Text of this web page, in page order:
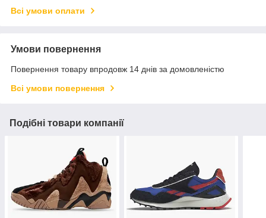
Всі умови оплати
Умови повернення
Повернення товару впродовж 14 днів за домовленістю
Всі умови повернення
Подібні товари компанії